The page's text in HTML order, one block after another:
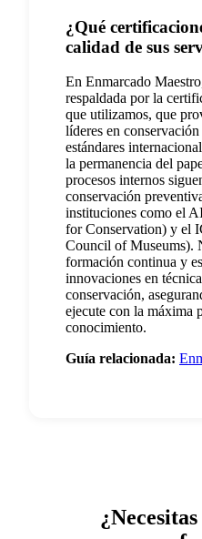
¿Qué
calidad de sus
En Enmarcado
respaldada por la
que utilizamos, que
líderes en
estándares
la permanencia del
procesos internos
conservación
instituciones como el
for Conservation) y el
Council of Museums).
formación continua y
innovaciones en
conservación,
ejecute con la máxima
conocimiento.
Guía relacionada: